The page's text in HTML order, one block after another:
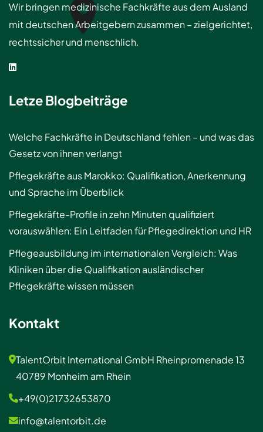
Wir bringen medizinische Fachkräfte aus dem Ausland
mit deutschen Arbeitgebern zusammen – zielgerichtet,
rechtssicher und menschlich.
Letze Blogbeiträge
Welche Fachkräfte in Deutschland fehlen – und was das
Gesetz von ihnen verlangt
Pflegekräfte aus Marokko: Qualifikation, Anerkennung
und Sprache im Überblick
Pflegekräfte-Profile in zehn Minuten qualifiziert
vorauswählen: Ein Leitfaden für Pflegedirektion und HR
Pflegeausbildung im internationalen Vergleich: Was
Kliniken über die Qualifikation ausländischer
Pflegekräfte wissen müssen
Kontakt
TalentOrbit International GmbH Rheinpromenade 13
40789 Monheim am Rhein
+49(0)21732653870
info@talentorbit.de